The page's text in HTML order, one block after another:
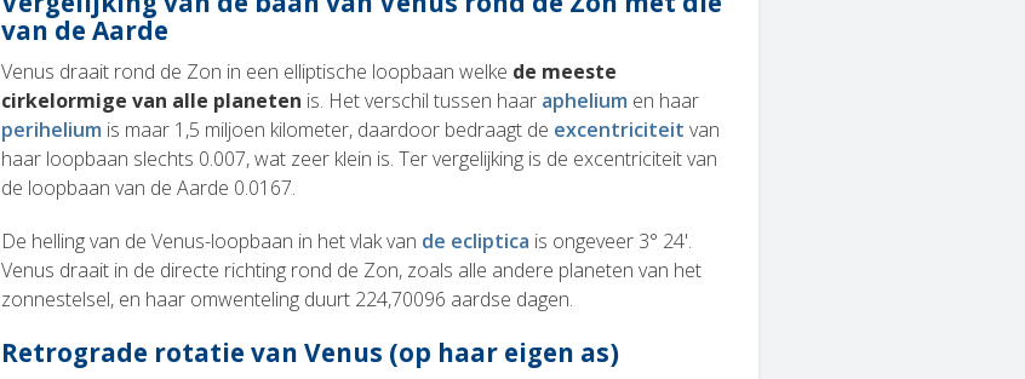
van de Aarde
Venus draait rond de Zon in een elliptische loopbaan welke de meeste
cirkelormige van alle planeten is. Het verschil tussen haar aphelium en haar
perihelium is maar 1,5 miljoen kilometer, daardoor bedraagt de excentriciteitvan
haar loopbaan slechts 0.007, wat zeer klein is. Ter vergelijking is de excentriciteit van
de loopbaan van de Aarde 0.0167.
De helling van de Venus-loopbaan in het vlak van de ecliptica is ongeveer 3° 24'.
Venus draait in de directe richting rond de Zon, zoals alle andere planeten van het
zonnestelsel, en haar omwenteling duurt 224,70096 aardse dagen.
Retrograde rotatie van Venus (op haar eigen as)